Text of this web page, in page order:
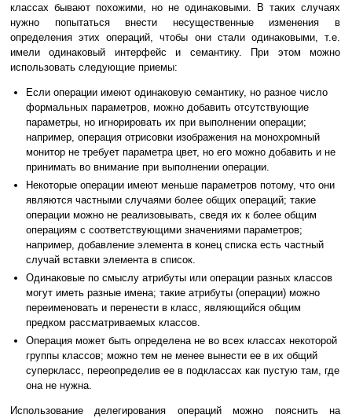
классах бывают похожими, но не одинаковыми. В таких случаях
нужно попытаться внести несущественные изменения в
определения этих операций, чтобы они стали одинаковыми, т.е.
имели одинаковый интерфейс и семантику. При этом можно
использовать следующие приемы:
Если операции имеют одинаковую семантику, но разное число
формальных параметров, можно добавить отсутствующие
параметры, но игнорировать их при выполнении операции;
например, операция отрисовки изображения на монохромный
монитор не требует параметра цвет, но его можно добавить и не
принимать во внимание при выполнении операции.
Некоторые операции имеют меньше параметров потому, что они
являются частными случаями более общих операций; такие
операции можно не реализовывать, сведя их к более общим
операциям с соответствующими значениями параметров;
например, добавление элемента в конец списка есть частный
случай вставки элемента в список.
Одинаковые по смыслу атрибуты или операции разных классов
могут иметь разные имена; такие атрибуты (операции) можно
переименовать и перенести в класс, являющийся общим
предком рассматриваемых классов.
Операция может быть определена не во всех классах некоторой
группы классов; можно тем не менее вынести ее в их общий
суперкласс, переопределив ее в подклассах как пустую там, где
она не нужна.
Использование делегирования операций можно пояснить на